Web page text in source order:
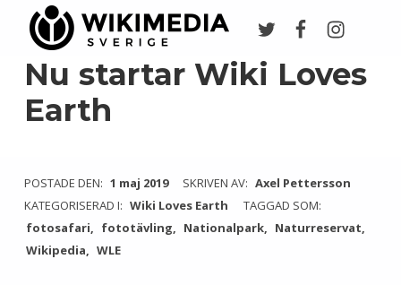
Nu startar Wiki Loves
Earth
POSTADE DEN: 1 maj 2019 SKRIVEN AV: Axel Pettersson
KATEGORISERAD I: Wiki Loves Earth
TAGGAD SOM:
fotosafari
fototävling Nationalpark
Naturreservat
Wikipedia
WLE